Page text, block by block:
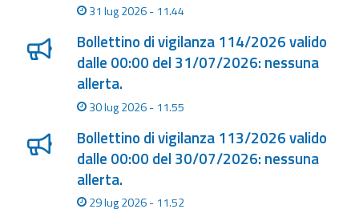
Emilia-
Romagna
Contatti
31 lug 2026 - 11.44
Bollettino di vigilanza 114/2026 valido
dalle 00:00 del 31/07/2026: nessuna
allerta.
30 lug 2026 - 11.55
Bollettino di vigilanza 113/2026 valido
dalle 00:00 del 30/07/2026: nessuna
allerta.
29 lug 2026 - 11.52